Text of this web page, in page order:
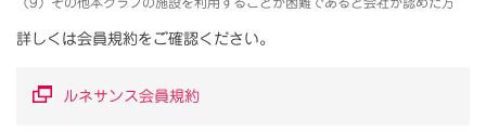
詳しくは会員規約をご確認ください。
ルネサンス会員規約